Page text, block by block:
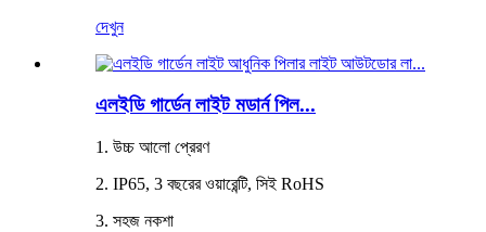
দেখুন
এলইডি গার্ডেন লাইট মডার্ন পিল...
1. উচ্চ আলো প্রেরণ
2. IP65, 3 বছরের ওয়ারেন্টি, সিই RoHS
3. সহজ নকশা